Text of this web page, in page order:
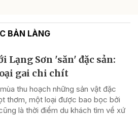
BẢN LÀNG
Lạng Sơn 'săn' đặc sản:
gai chi chít
thu hoạch những sản vật đặc
thơm, một loại được bao bọc bởi
là thời điểm du khách tìm về xứ